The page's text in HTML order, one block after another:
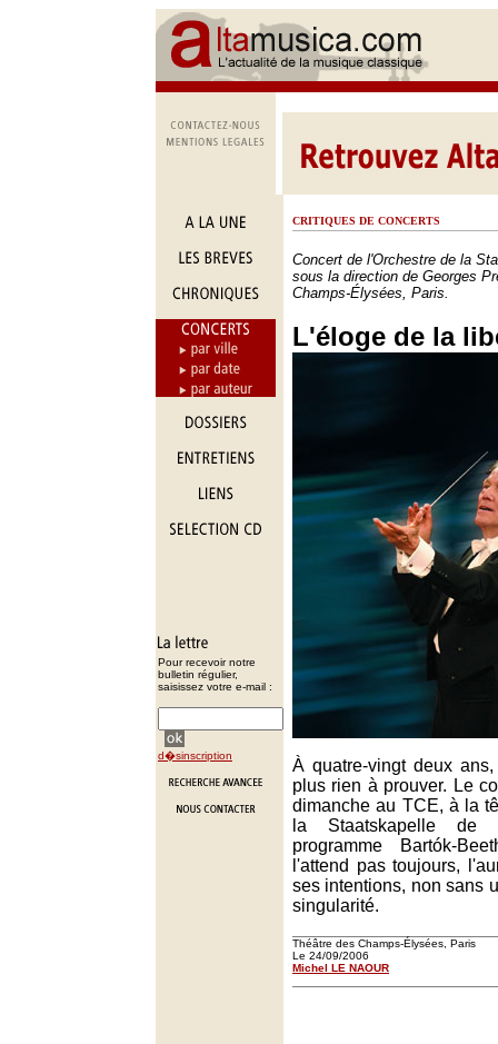
Pour recevoir notre
bulletin régulier,
saisissez votre e-mail :
d�sinscription
CRITIQUES DE CONCERTS
Concert de l'Orchestre de la
sous la direction de Georges
Champs-Élysées, Paris.
L'éloge de la
À quatre-vingt deux
plus rien à prouver. Le
dimanche au TCE, à la
la Staatskapelle de
programme Bartók-
l'attend pas toujours,
ses intentions, non sans
singularité.
Théâtre des Champs-Élysées, Paris
Le 24/09/2006
Michel LE NAOUR